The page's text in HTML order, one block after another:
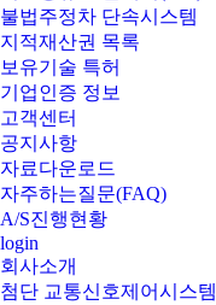
불법주정차 단속시스템
지적재산권 목록
보유기술 특허
기업인증 정보
고객센터
공지사항
자료다운로드
자주하는질문(FAQ)
A/S진행현황
login
회사소개
첨단 교통신호제어시스템